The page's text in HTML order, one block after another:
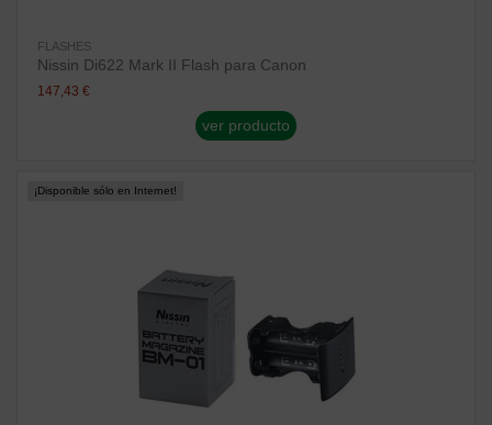
FLASHES
Nissin Di622 Mark II Flash para Canon
147,43 €
ver producto
¡Disponible sólo en Internet!